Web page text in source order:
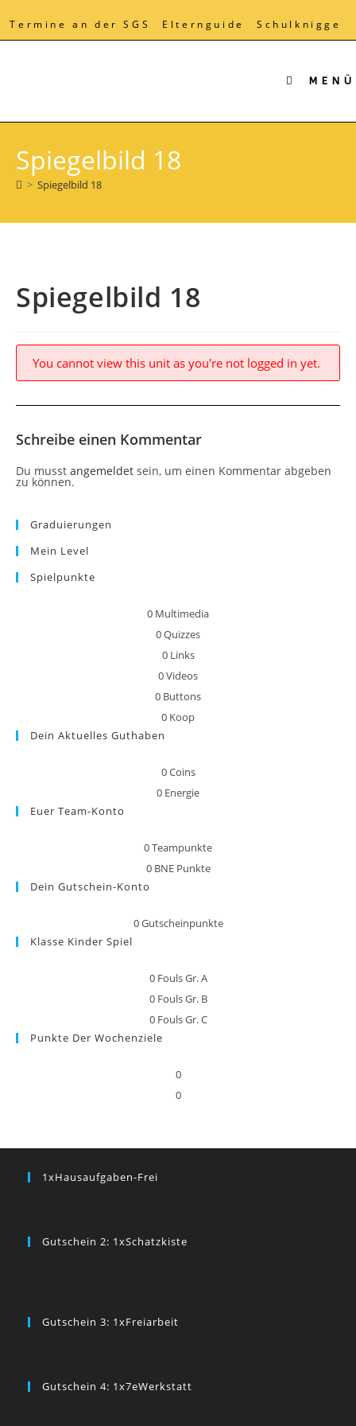
springen
Termine an der SGS Elternguide Schulknigge
MENÜ
Spiegelbild 18
> Spiegelbild 18
Spiegelbild 18
You cannot view this unit as you're not logged in yet.
Schreibe einen Kommentar
Du musst angemeldet sein, um einen Kommentar abgeben
zu können.
Graduierungen
Mein Level
Spielpunkte
0 Multimedia
0Quizzes
0 Links
0Videos
0 Buttons
0 Koop
Dein Aktuelles Guthaben
0Coins
0 Energie
Euer Team-Konto
0Teampunkte
0 BNE Punkte
Dein Gutschein-Konto
0Gutscheinpunkte
Klasse Kinder Spiel
0 Fouls Gr. A
0 Fouls Gr. B
0 Fouls Gr. C
Punkte Der Wochenziele
0
0
1xHausaufgaben-Frei
Gutschein 2: 1xSchatzkiste
Gutschein 3: 1xFreiarbeit
Gutschein 4: 1x7eWerkstatt